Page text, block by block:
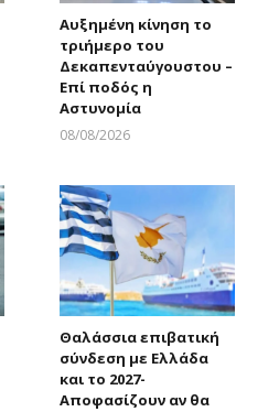
Αυξημένη κίνηση το
τριήμερο του
Δεκαπενταύγουστου –
Επί ποδός η
Αστυνομία
08/08/2026
Θαλάσσια επιβατική
σύνδεση με Ελλάδα
και το 2027-
Αποφασίζουν αν θα